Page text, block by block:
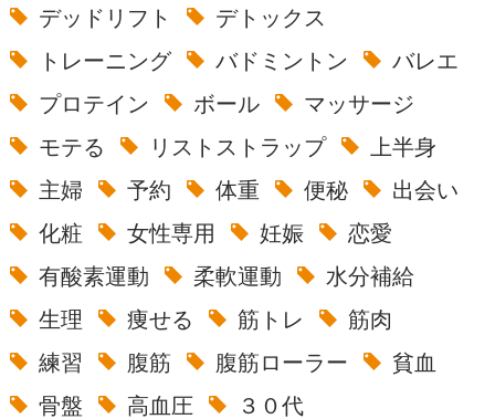
デッドリフト
デトックス
トレーニング
バドミントン
バレエ
プロテイン
ボール
マッサージ
モテる
リストストラップ
上半身
主婦
予約 体重 便秘
出会い
化粧
女性専用 妊娠
恋愛
有酸素運動
柔軟運動
水分補給
生理
痩せる 筋トレ
筋肉
練習
腹筋 腹筋ローラー
貧血
骨盤
高血圧 ３０代